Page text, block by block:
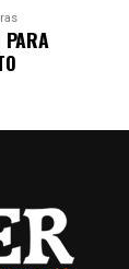
PARA